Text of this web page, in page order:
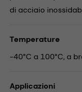
di acciaio
Temperature
-40°C a 100°C, a
Applicazioni